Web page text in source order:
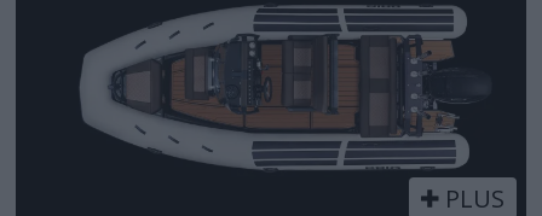
PLUS